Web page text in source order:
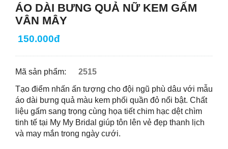
ÁO DÀI BƯNG QUẢ NỮ KEM GẤM
VÂN MÂY
150.000đ
Mã sản phẩm:
2515
Tạo điểm nhấn ấn tượng cho đội ngũ phù dâu với mẫu
áo dài bưng quả màu kem phối quần đỏ nổi bật. Chất
liệu gấm sang trọng cùng họa tiết chim hạc dệt chìm
tinh tế tại My My Bridal giúp tôn lên vẻ đẹp thanh lịch
và may mắn trong ngày cưới.